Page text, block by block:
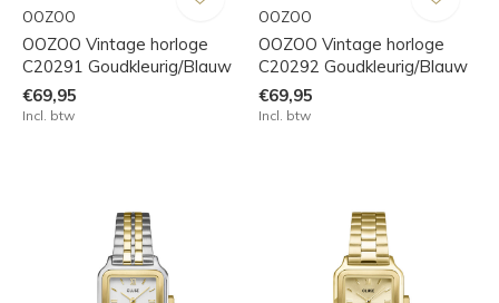
OOZOO
OOZOO Vintage horloge
C20291 Goudkleurig/Blauw
€69,95
Incl. btw
OOZOO
OOZOO Vintage horloge
C20292 Goudkleurig/Blauw
€69,95
Incl. btw